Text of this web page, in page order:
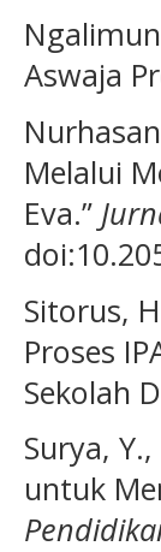
Aswaja
Melalui
Eva.”
Sitorus,
Proses
Sekolah
Surya,
untuk